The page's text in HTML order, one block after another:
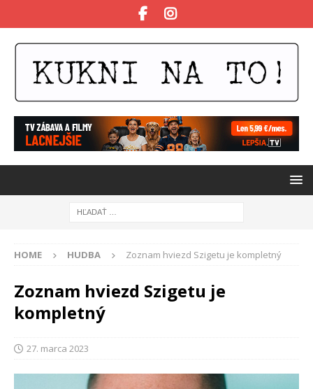
HOME HUDBA Zoznam hviezd Szigetu je kompletný
Zoznam hviezd Szigetu je
kompletný
27. marca 2023